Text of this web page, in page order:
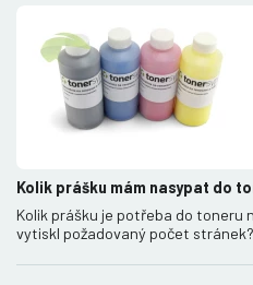
Kolik prášku mám nasypat do
Kolik prášku je potřeba do toneru
vytiskl požadovaný počet stránek?